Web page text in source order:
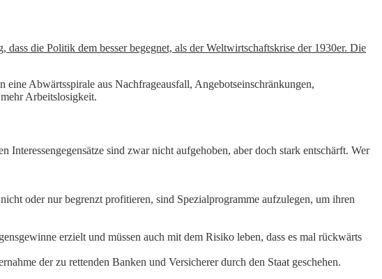
die Politik dem besser begegnet, als der Weltwirtschaftskrise der 1930er. Die
Abwärtsspirale aus Nachfrageausfall, Angebotseinschränkungen,
Arbeitslosigkeit.
sind zwar nicht aufgehoben, aber doch stark entschärft. Wer
oder nur begrenzt profitieren, sind Spezialprogramme aufzulegen, um ihren
erzielt und müssen auch mit dem Risiko leben, dass es mal rückwärts
der zu rettenden Banken und Versicherer durch den Staat geschehen.